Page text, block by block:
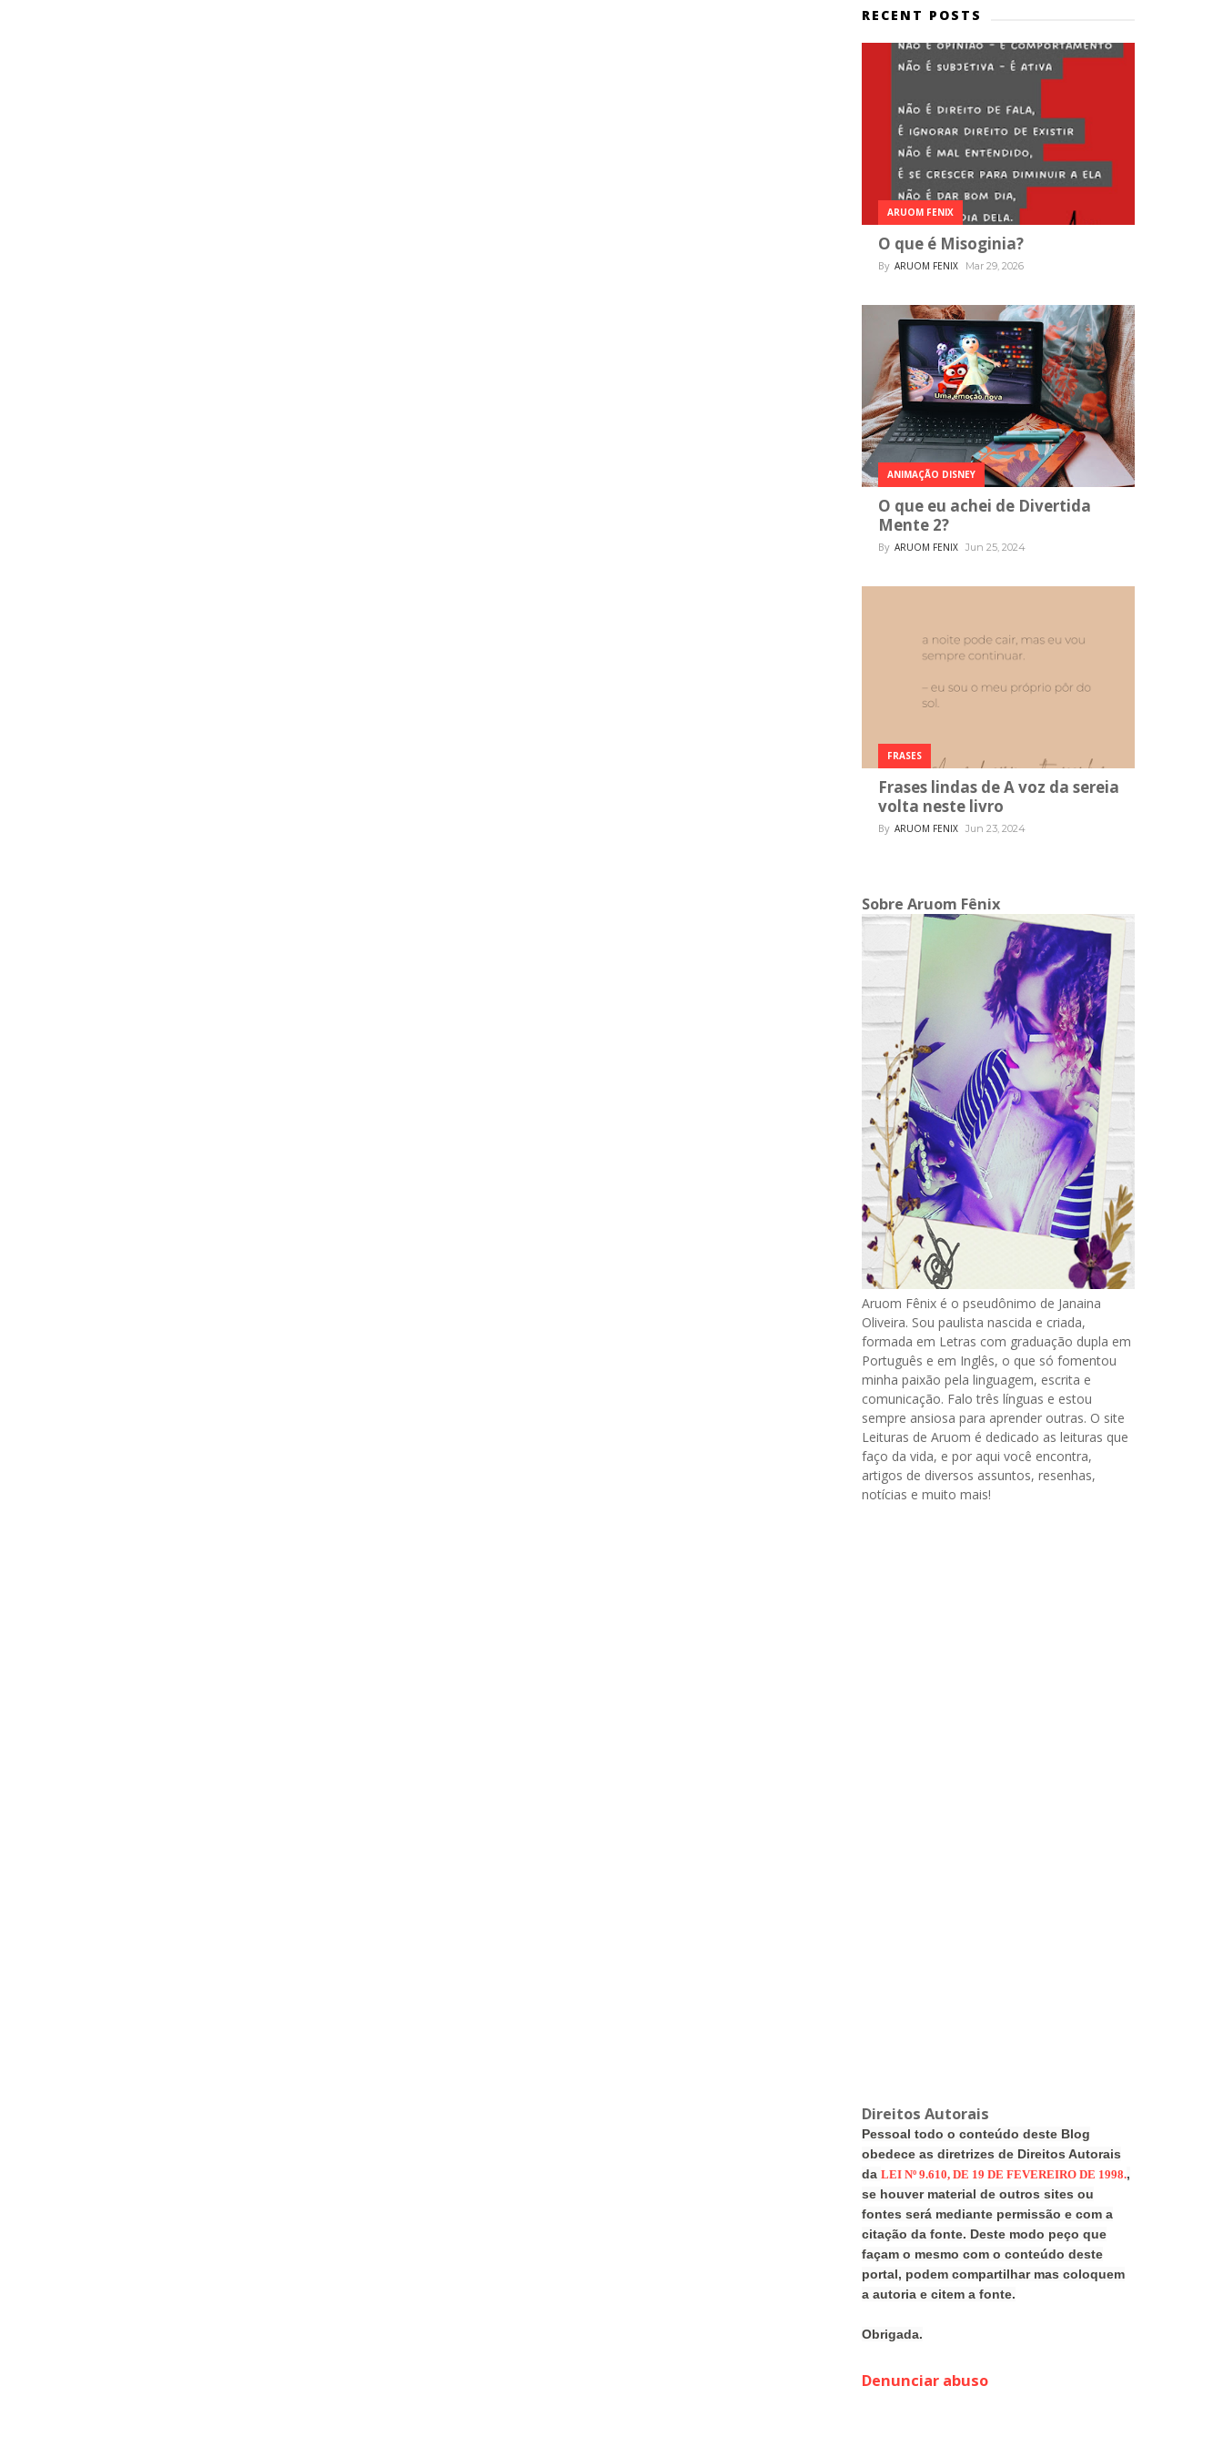
RECENT POSTS
ARUOM FENIX
O que é Misoginia?
By ARUOM FENIX Mar 29, 2026
ANIMAÇÃO DISNEY
O que eu achei de Divertida
Mente 2?
By ARUOM FENIX Jun 25, 2024
FRASES
Frases lindas de A voz da sereia
volta neste livro
By ARUOM FENIX Jun 23, 2024
Sobre Aruom Fênix
Aruom Fênix é o pseudônimo de Janaina
Oliveira. Sou paulista nascida e criada,
formada em Letras com graduação dupla em
Português e em Inglês, o que só fomentou
minha paixão pela linguagem, escrita e
comunicação. Falo três línguas e estou
sempre ansiosa para aprender outras. O site
Leituras de Aruom é dedicado as leituras que
faço da vida, e por aqui você encontra,
artigos de diversos assuntos, resenhas,
notícias e muito mais!
Direitos Autorais
Pessoal todo o conteúdo deste Blog
obedece as diretrizes de Direitos Autorais
da LEI Nº 9.610, DE 19 DE FEVEREIRO DE 1998.,
se houver material de outros sites ou
fontes será mediante permissão e com a
citação da fonte. Deste modo peço que
façam o mesmo com o conteúdo deste
portal, podem compartilhar mas coloquem
a autoria e citem a fonte.
Obrigada.
Denunciar abuso